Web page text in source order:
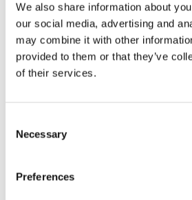
We also share information about
our social media, advertising and
may combine it with other
provided to them or that they’ve
of their services.
Selection
Necessary
Preferences